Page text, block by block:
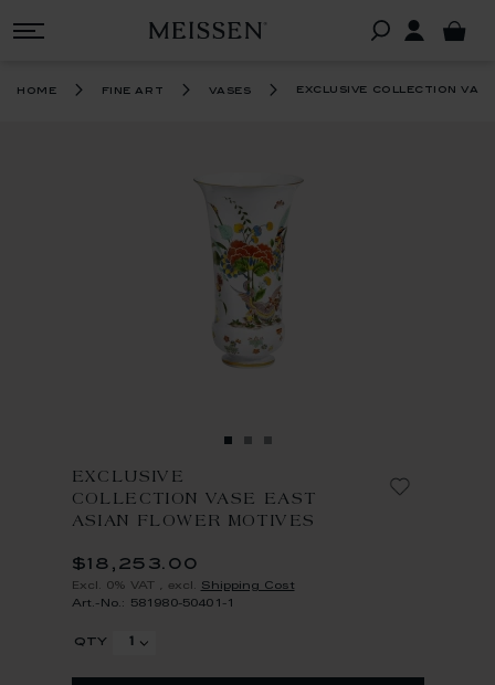
home fine art vases exclusive collection
EXCLUSIVE
COLLECTION VASE EAST
ASIAN FLOWER MOTIVES
$18,253.00
Excl. 0% VAT excl. Shipping Cost
Art.-No.: 581980-50401-1
qty